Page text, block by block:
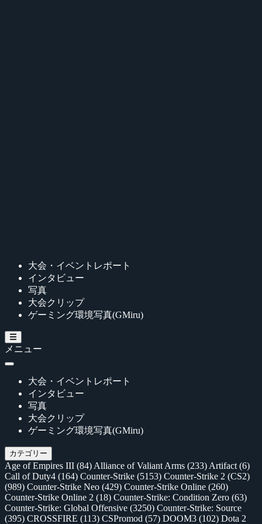
大会・イベントレポート
インタビュー
写真
大会クリップ
ゲーミング環境写真(GMiru)
メニュー
大会・イベントレポート
インタビュー
写真
大会クリップ
ゲーミング環境写真(GMiru)
カテゴリー
Age of Empires III (84) Alliance of Valiant Arms (233) Artifact (6)
Call of Duty4 (164) Counter-Strike (5153) Counter-Strike 2 (CS2)
(989) Counter-Strike Neo (429) Counter-Strike Online (260)
Counter-Strike Online 2 (18) Counter-Strike: Condition Zero (63)
Counter-Strike: Global Offensive (3250) Counter-Strike: Source
(395) CROSSFIRE (113) CSPromod (57) DOOM3 (102) Dota 2